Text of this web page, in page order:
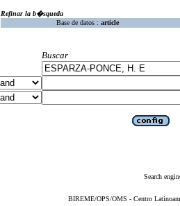
Refinar la b�squeda
Base de datos : article
Buscar
Search
BIREME/OPS/OMS - Centro